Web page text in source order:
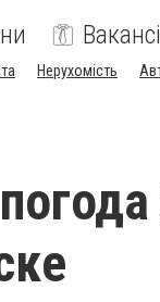
Нерухомість